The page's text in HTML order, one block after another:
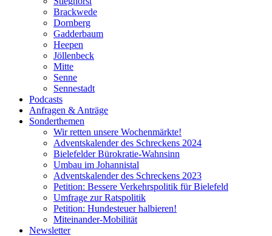
Brackwede
Dornberg
Gadderbaum
Heepen
Jöllenbeck
Mitte
Senne
Sennestadt
Podcasts
Anfragen & Anträge
Sonderthemen
Wir retten unsere Wochenmärkte!
Adventskalender des Schreckens 2024
Bielefelder Bürokratie-Wahnsinn
Umbau im Johannistal
Adventskalender des Schreckens 2023
Petition: Bessere Verkehrspolitik für Bielefeld​​
Umfrage zur Ratspolitik
Petition: Hundesteuer halbieren!
Miteinander-Mobilität
Newsletter